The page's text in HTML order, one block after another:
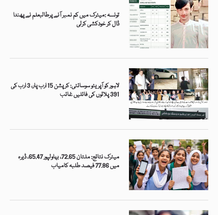
تونسہ :میٹرک میں کم نمبر آنے پرطالبعلم نے پھندا
ڈال کر خودکشی کرلی
لاہور کو آپریٹو سوسائٹی: کرپشن 15 ارب پار، 3 ارب کی
391 پلاٹوں کی فائلیں غائب
میٹرک نتائج: ملتان 72.65، بہاولپور 65.47، ڈیرہ
میں 77.86 فیصد طلبہ کامیاب